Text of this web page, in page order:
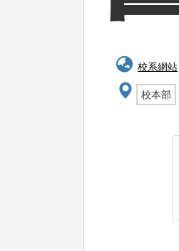
校系網站
校本部